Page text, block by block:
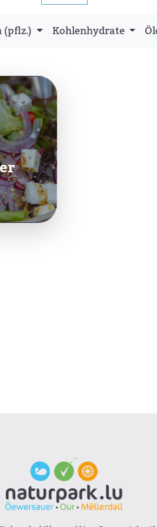
(pflz.) Kohlenhydrate